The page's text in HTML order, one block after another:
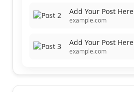
Add Your Post Here
example.com
Add Your Post Here
example.com